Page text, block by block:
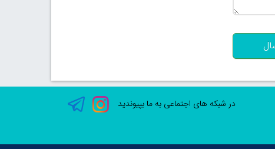
در شبکه های اجتماعی به ما بپیوندید